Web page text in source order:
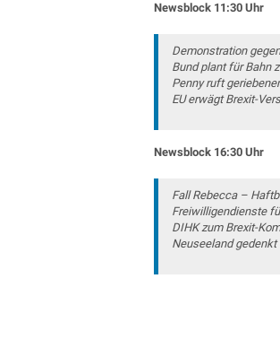
Newsblock 11:30 Uhr
Demonstration
Bund plant für Bahn
Penny ruft
EU erwägt Brexit-
Newsblock 16:30 Uhr
Fall Rebecca –
Freiwilligendienste
DIHK zum Brexit-
Neuseeland